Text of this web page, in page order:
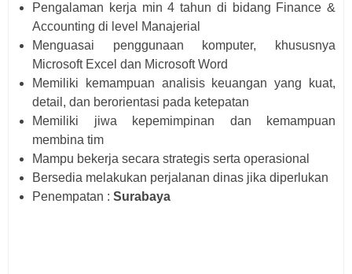
Pengalaman kerja min 4 tahun di bidang Finance &
Accounting di level Manajerial
Menguasai penggunaan komputer, khususnya
Microsoft Excel dan Microsoft Word
Memiliki kemampuan analisis keuangan yang kuat,
detail, dan berorientasi pada ketepatan
Memiliki jiwa kepemimpinan dan kemampuan
membina tim
Mampu bekerja secara strategis serta operasional
Bersedia melakukan perjalanan dinas jika diperlukan
Penempatan : Surabaya